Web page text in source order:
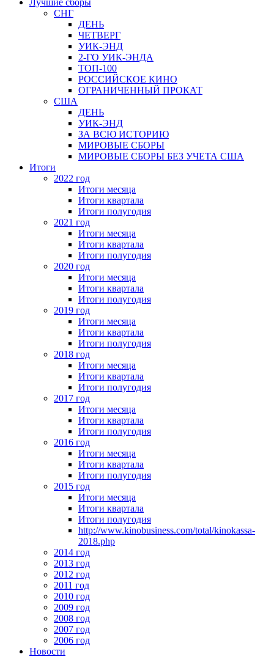
Лучшие сборы
СНГ
ДЕНЬ
ЧЕТВЕРГ
УИК-ЭНД
2-ГО УИК-ЭНДА
ТОП-100
РОССИЙСКОЕ КИНО
ОГРАНИЧЕННЫЙ ПРОКАТ
США
ДЕНЬ
УИК-ЭНД
ЗА ВСЮ ИСТОРИЮ
МИРОВЫЕ СБОРЫ
МИРОВЫЕ СБОРЫ БЕЗ УЧЕТА США
Итоги
2022 год
Итоги месяца
Итоги квартала
Итоги полугодия
2021 год
Итоги месяца
Итоги квартала
Итоги полугодия
2020 год
Итоги месяца
Итоги квартала
Итоги полугодия
2019 год
Итоги месяца
Итоги квартала
Итоги полугодия
2018 год
Итоги месяца
Итоги квартала
Итоги полугодия
2017 год
Итоги месяца
Итоги квартала
Итоги полугодия
2016 год
Итоги месяца
Итоги квартала
Итоги полугодия
2015 год
Итоги месяца
Итоги квартала
Итоги полугодия
http://www.kinobusiness.com/total/kinokassa-
2018.php
2014 год
2013 год
2012 год
2011 год
2010 год
2009 год
2008 год
2007 год
2006 год
Новости